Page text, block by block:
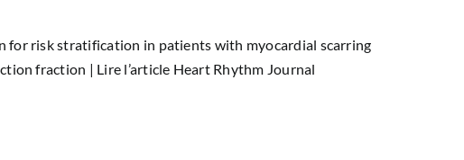
for risk stratification in patients with myocardial scarring
fraction | Lire l’article Heart Rhythm Journal